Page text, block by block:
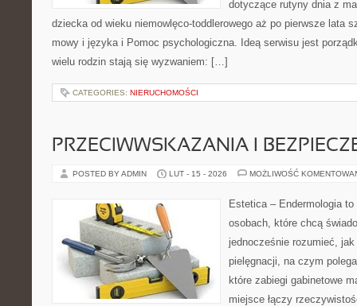
dotyczące rutyny dnia z
dziecka od wieku niemowlęco-toddlerowego aż po pierwsze lata
mowy i języka i Pomoc psychologiczna. Ideą serwisu jest
wielu rodzin stają się wyzwaniem: […]
CATEGORIES: NIERUCHOMOŚCI
PRZECIWWSKAZANIA I
POSTED BY ADMIN LUT - 15 - 2026 MOŻLIWOŚĆ
Estetica – Endermologia
osobach, które chcą
jednocześnie rozumieć, jak
pielęgnacji, na czym
które zabiegi gabinetowe
miejsce łączy